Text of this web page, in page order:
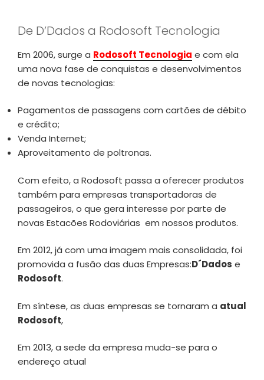
De D’Dados a Rodosoft Tecnologia
Em 2006, surge a Rodosoft Tecnologia e com ela
uma nova fase de conquistas e desenvolvimentos
de novas tecnologias:
Pagamentos de passagens com cartões de débito
e crédito;
Venda Internet;
Aproveitamento de poltronas.
Com efeito, a Rodosoft passa a oferecer produtos
também para empresas transportadoras de
passageiros, o que gera interesse por parte de
novas Estacões Rodoviárias em nossos produtos.
Em 2012, já com uma imagem mais consolidada, foi
promovida a fusão das duas Empresas:D´Dados e
Rodosoft.
Em síntese, as duas empresas se tornaram a atual
Rodosoft,
Em 2013, a sede da empresa muda-se para o
endereço atual